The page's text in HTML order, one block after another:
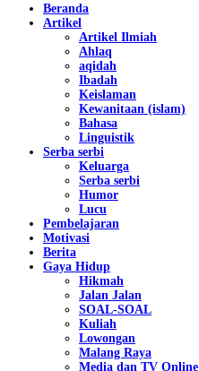
Beranda
Artikel
Artikel Ilmiah
Ahlaq
aqidah
Ibadah
Keislaman
Kewanitaan (islam)
Bahasa
Linguistik
Serba serbi
Keluarga
Serba serbi
Humor
Lucu
Pembelajaran
Motivasi
Berita
Gaya Hidup
Hikmah
Jalan Jalan
SOAL-SOAL
Kuliah
Lowongan
Malang Raya
Media dan TV Online